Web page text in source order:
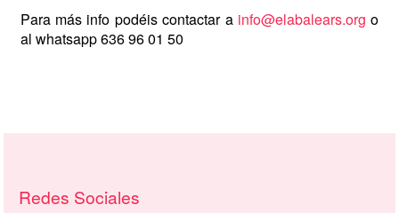
Para más info podéis contactar a info@elabalears.org o
al whatsapp 636 96 01 50
Redes Sociales